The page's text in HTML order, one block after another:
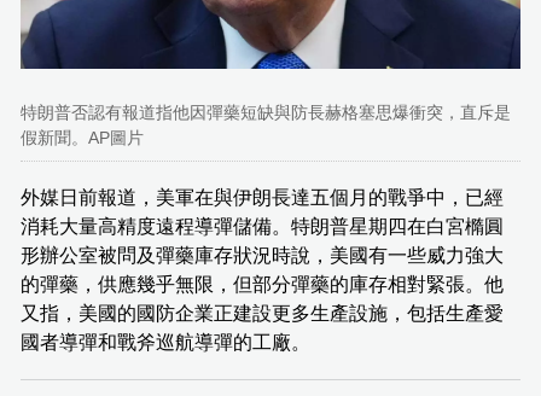
特朗普否認有報道指他因彈藥短缺與防長赫格塞思爆衝突，直斥是
假新聞。AP圖片
外媒日前報道，美軍在與伊朗長達五個月的戰爭中，已經
消耗大量高精度遠程導彈儲備。特朗普星期四在白宮橢圓
形辦公室被問及彈藥庫存狀況時說，美國有一些威力強大
的彈藥，供應幾乎無限，但部分彈藥的庫存相對緊張。他
又指，美國的國防企業正建設更多生產設施，包括生產愛
國者導彈和戰斧巡航導彈的工廠。